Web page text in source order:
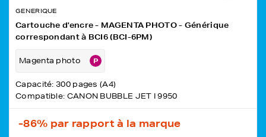
GENERIQUE
Cartouche d'encre - MAGENTA PHOTO - Générique
correspondant à BCI6 (BCI-6PM)
Magenta photo
Capacité: 300 pages (A4)
Compatible: CANON BUBBLE JET I 9950
-86% par rapport à la marque